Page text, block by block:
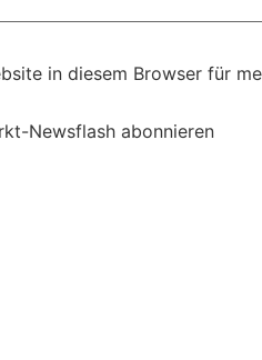
in diesem Browser für
Newsflash abonnieren